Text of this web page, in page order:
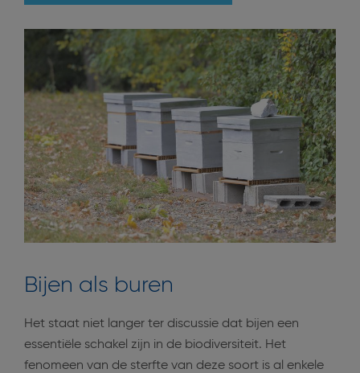
Bijen als buren
Het staat niet langer ter discussie dat bijen een
essentiële schakel zijn in de biodiversiteit. Het
fenomeen van de sterfte van deze soort is al enkele